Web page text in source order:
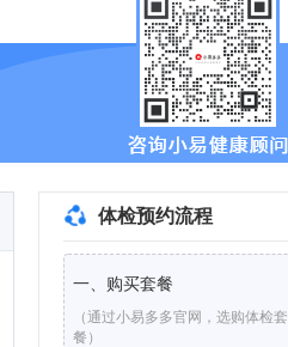
体检预约流程
一、购买套餐
（通过小易多多官网，选购体检套
餐）